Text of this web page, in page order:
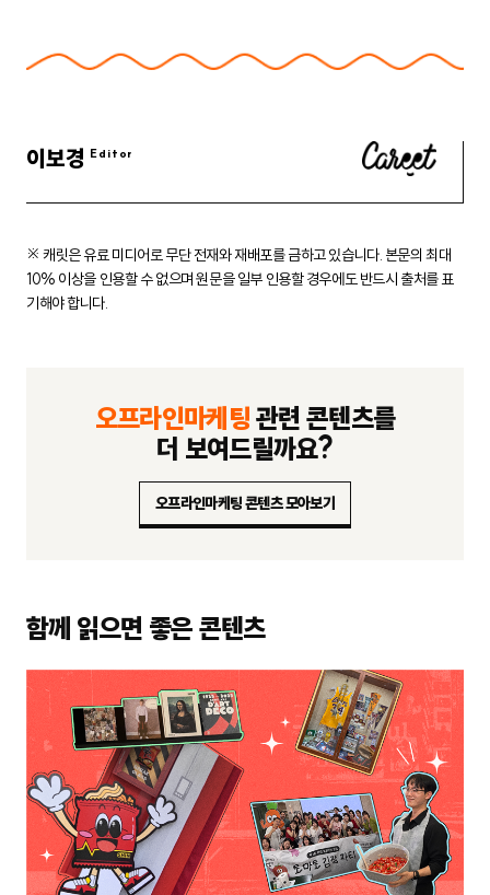
이보경
※ 캐릿은 유료 미디어로 무단 전재와 재배포를 금하고 있습니다. 본문의 최대
10% 이상을 인용할 수 없으며 원문을 일부 인용할 경우에도반드시 출처를 표
기해야 합니다.
오프라인마케팅 관련 콘텐츠를
더 보여드릴까요?
오프라인마케팅 콘텐츠 모아보기
함께 읽으면 좋은 콘텐츠